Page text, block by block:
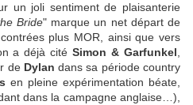
un joli sentiment de plaisanterie
Bride" marque un net départ de
plus MOR, ainsi que vers
a déjà citéSimon & Garfunkel
de Dylan dans sa période country
en pleine expérimentation béate,
dans la campagne anglaise…),